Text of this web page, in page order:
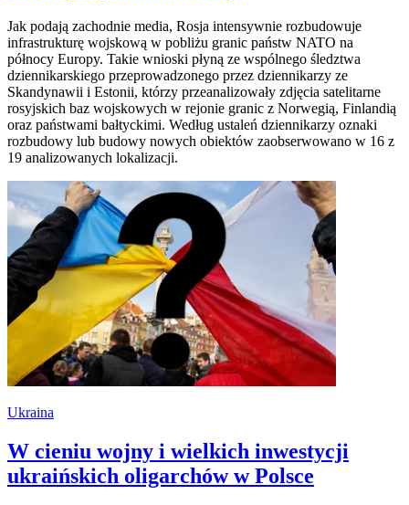
Jak podają zachodnie media, Rosja intensywnie rozbudowuje
infrastrukturę wojskową w pobliżu granic państw NATO na
północy Europy. Takie wnioski płyną ze wspólnego śledztwa
dziennikarskiego przeprowadzonego przez dziennikarzy ze
Skandynawii i Estonii, którzy przeanalizowały zdjęcia satelitarne
rosyjskich baz wojskowych w rejonie granic z Norwegią, Finlandią
oraz państwami bałtyckimi. Według ustaleń dziennikarzy oznaki
rozbudowy lub budowy nowych obiektów zaobserwowano w 16 z
19 analizowanych lokalizacji.
Ukraina
W cieniu wojny i wielkich inwestycji
ukraińskich oligarchów w Polsce